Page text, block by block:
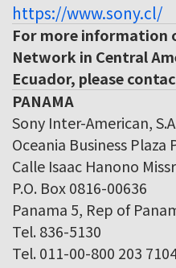
https://www.sony.cl/
For more information
Network in Central
Ecuador, please
PANAMA
Sony Inter-American,
Oceania Business Plaza
Calle Isaac Hanono
P.O. Box 0816-00636
Panama 5, Rep of
Tel. 836-5130
Tel. 011-00-800 203